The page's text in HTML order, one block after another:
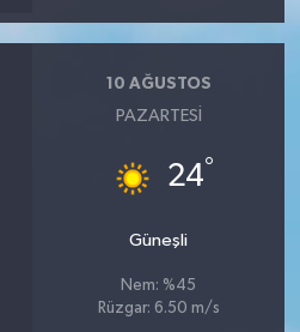
10 AĞUSTOS
PAZARTESI
24°
Güneşli
Nem: %45
Rüzgar: 6.50 m/s